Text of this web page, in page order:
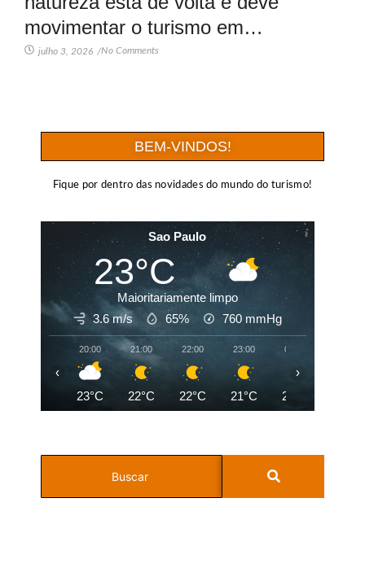
movimentar o turismo em…
julho 3, 2026 /No Comments
BEM-VINDOS!
Fique por dentro das novidades do mundo do turismo!
Sao Paulo
23°C
Maioritariamente limpo
3.6 m/s
65% 760 mmHg
20:00
23°C
21:00
22°C
22:00
22°C
23:00
21°C
00:00
21°C
‹ ›